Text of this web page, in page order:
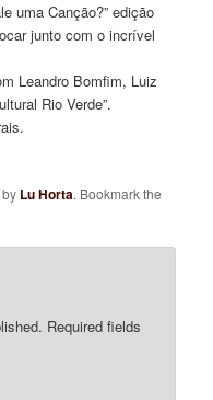
uma Canção?” edição
junto com o incrível
Leandro Bomfim, Luiz
Rio Verde”.
by Lu Horta. Bookmark the
Required fields